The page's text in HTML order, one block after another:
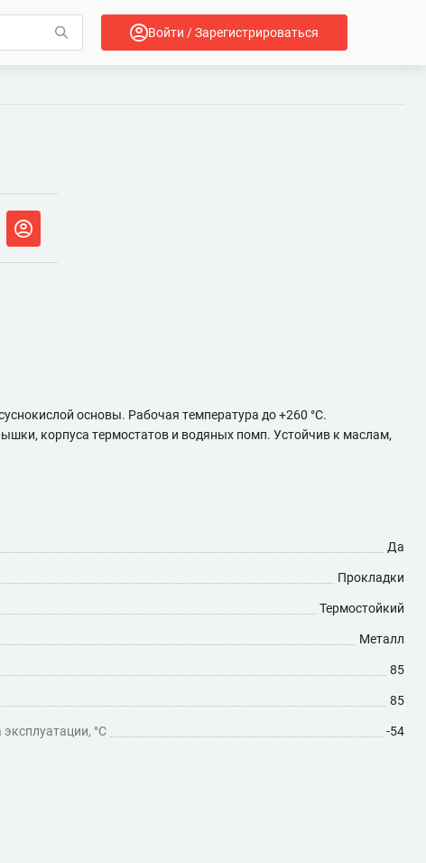
Войти / Зарегистрироваться
основы. Рабочая температура до +260 °C.
корпуса термостатов и водяных помп. Устойчив к маслам,
Да
Прокладки
Термостойкий
Металл
85
85
°C -54